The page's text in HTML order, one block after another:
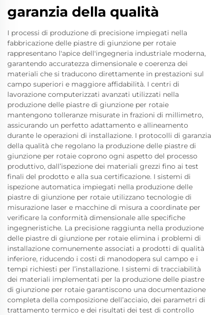
garanzia della qualità
I processi di produzione di precisione impiegati nella
fabbricazione delle piastre di giunzione per rotaie
rappresentano l'apice dell'ingegneria industriale moderna,
garantendo accuratezza dimensionale e coerenza dei
materiali che si traducono direttamente in prestazioni sul
campo superiori e maggiore affidabilità. I centri di
lavorazione computerizzati avanzati utilizzati nella
produzione delle piastre di giunzione per rotaie
mantengono tolleranze misurate in frazioni di millimetro,
assicurando un perfetto adattamento e allineamento
durante le operazioni di installazione. I protocolli di garanzia
della qualità che regolano la produzione delle piastre di
giunzione per rotaie coprono ogni aspetto del processo
produttivo, dall’ispezione dei materiali grezzi fino ai test
finali del prodotto e alla sua certificazione. I sistemi di
ispezione automatica impiegati nella produzione delle
piastre di giunzione per rotaie utilizzano tecnologie di
misurazione laser e macchine di misura a coordinate per
verificare la conformità dimensionale alle specifiche
ingegneristiche. La precisione raggiunta nella produzione
delle piastre di giunzione per rotaie elimina i problemi di
installazione comunemente associati a prodotti di qualità
inferiore, riducendo i costi di manodopera sul campo e i
tempi richiesti per l’installazione. I sistemi di tracciabilità
dei materiali implementati per la produzione delle piastre
di giunzione per rotaie garantiscono una documentazione
completa della composizione dell’acciaio, dei parametri di
trattamento termico e dei risultati dei test di controllo